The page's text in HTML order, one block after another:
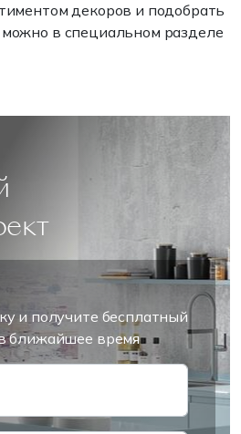
декоров и подобрать
в специальном разделе
и получите бесплатный
ближайшее время